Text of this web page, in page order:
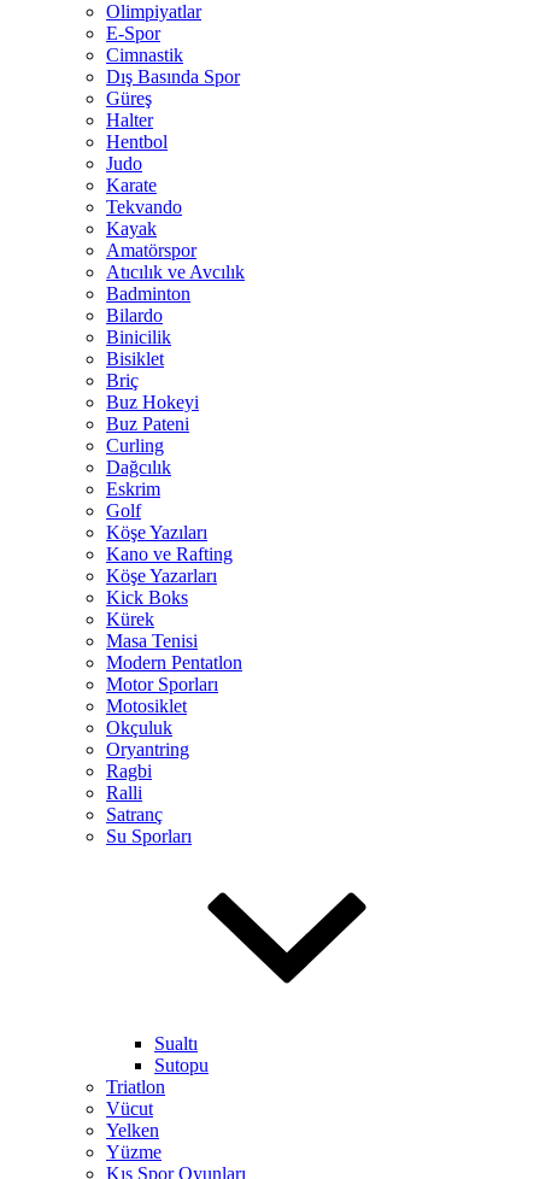
Olimpiyatlar
E-Spor
Cimnastik
Dış Basında Spor
Güreş
Halter
Hentbol
Judo
Karate
Tekvando
Kayak
Amatörspor
Atıcılık ve Avcılık
Badminton
Bilardo
Binicilik
Bisiklet
Briç
Buz Hokeyi
Buz Pateni
Curling
Dağcılık
Eskrim
Golf
Köşe Yazıları
Kano ve Rafting
Köşe Yazarları
Kick Boks
Kürek
Masa Tenisi
Modern Pentatlon
Motor Sporları
Motosiklet
Okçuluk
Oryantring
Ragbi
Ralli
Satranç
Su Sporları
Sualtı
Sutopu
Triatlon
Vücut
Yelken
Yüzme
Kış Spor Oyunları